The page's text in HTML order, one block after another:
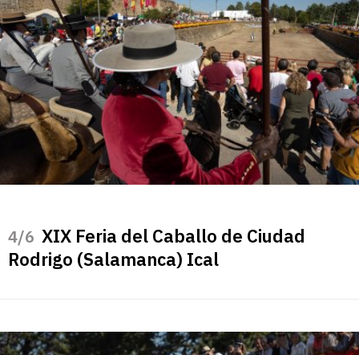
/6 XIX Feria del Caballo de Ciudad
Rodrigo (Salamanca) Ical